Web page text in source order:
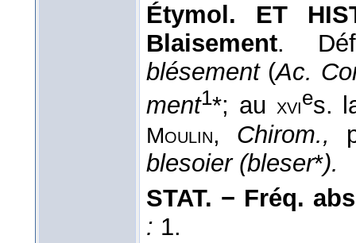
Étymol. ET
Blaisement.
blésement(Ac.
ment1*; au xvies.
Moulin, Chirom.,
blesoier (bleser*).
STAT. − Fréq.
: 1.